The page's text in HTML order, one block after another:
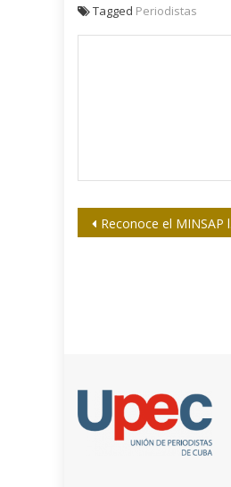
Tagged Periodistas
Navegación
Reconoce el MINSAP labor de periodistas